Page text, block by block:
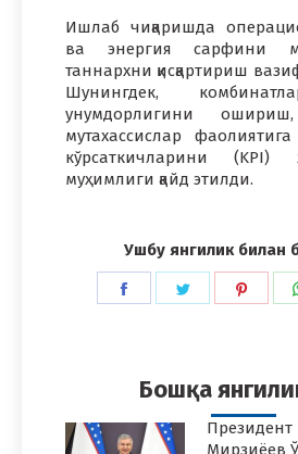
Ишлаб чиқаришда
ва энергия сарфини
таннархни қисқартириш
Шунингдек,
унумдорлигини
мутахассислар
кўрсаткичларини
муҳимлиги қайд этилди.
Ушбу янгилик билан
Share
Share
Share
Бошқа
Мирзиёев